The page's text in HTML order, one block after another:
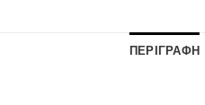
ΠΕΡΙΓΡΑΦΉ